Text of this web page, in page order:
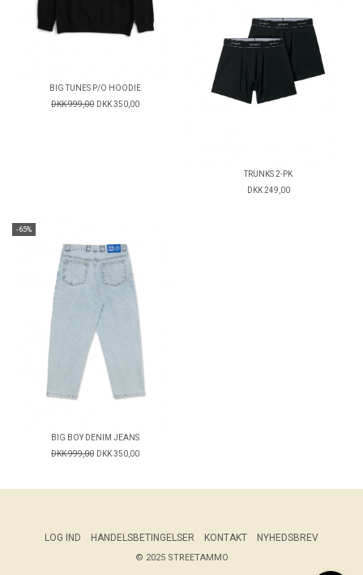
BIG TUNES P/O HOODIE
DKK 999,00 DKK 350,00
TRUNKS 2-PK
DKK 249,00
-65%
BIG BOY DENIM JEANS
DKK 999,00 DKK 350,00
LOG IND HANDELSBETINGELSER KONTAKT NYHEDSBREV
© 2025 STREETAMMO